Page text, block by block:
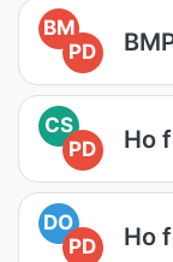
BM
PD
CS
PD
Ho
DO
PD
Ho